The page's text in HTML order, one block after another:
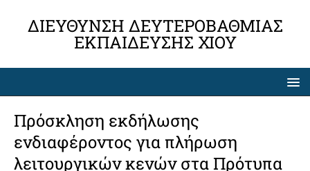
ΔΙΕΎΘΥΝΣΗ ΔΕΥΤΕΡΟΒΆΘΜΙΑΣ
ΕΚΠΑΊΔΕΥΣΗΣ ΧΊΟΥ
Πρόσκληση εκδήλωσης
ενδιαφέροντος για πλήρωση
λειτουργικών κενών στα Πρότυπα